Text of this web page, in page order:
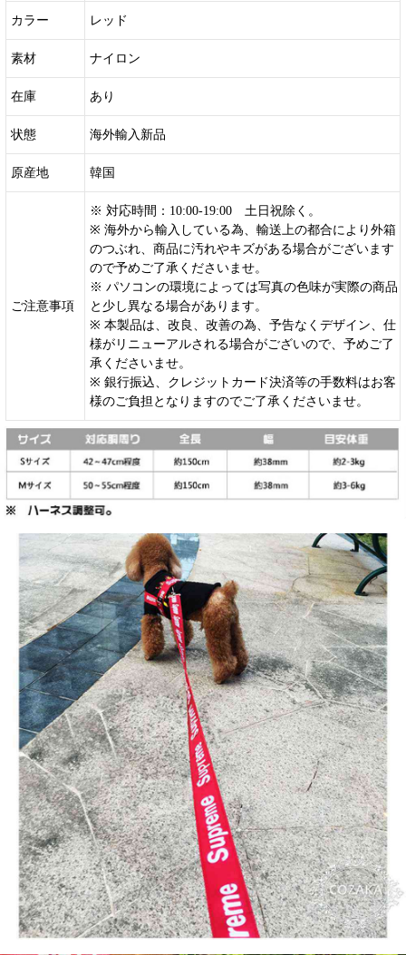
カラー レッド
素材 ナイロン
在庫 あり
状態 海外輸入新品
原産地 韓国
ご注意事項
※ 対応時間：10:00-19:00 土日祝除く。
※ 海外から輸入している為、輸送上の都合により外箱
のつぶれ、商品に汚れやキズがある場合がございます
ので予めご了承くださいませ。
※ パソコンの環境によっては写真の色味が実際の商品
と少し異なる場合があります。
※ 本製品は、改良、改善の為、予告なくデザイン、仕
様がリニューアルされる場合がございので、予めご了
承くださいませ。
※ 銀行振込、クレジットカード決済等の手数料はお客
様のご負担となりますのでご了承くださいませ。